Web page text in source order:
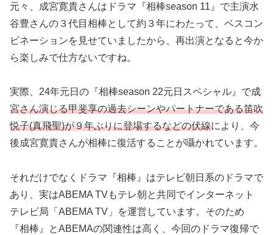
元々、成宮寛貴さんはドラマ『相棒season 11』で主演水
谷豊さんの３代目相棒として約３年にわたって、ベスコン
ビネーションを見せていましたから、再出演となると今か
ら楽しみで仕方ないですね。
実際、24年元日の『相棒season 22元日スペシャル』で成
宮さん演じる甲斐享の過去シーンやパートナーである笛吹
悦子(真飛聖)が９年ぶりに登場するなどの伏線により、今
後成宮寛貴さんが相棒に復活することが囁かれています。
それだけでなくドラマ『相棒』はテレビ朝日系のドラマで
あり、実はABEMA TVもテレ朝と共同でインターネット
テレビ局「ABEMA TV」を運営しています。そのため
『相棒』とABEMAの関連性は高く、今回のドラマ復帰で